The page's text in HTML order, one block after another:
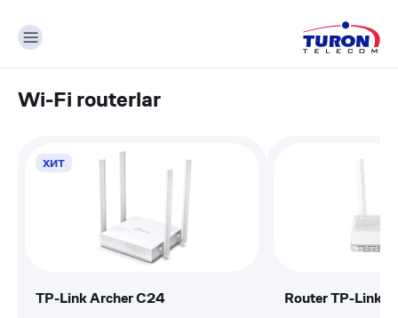
Wi-Fi routerlar
ХИТ
TP-Link Archer C24
Router TP-Link